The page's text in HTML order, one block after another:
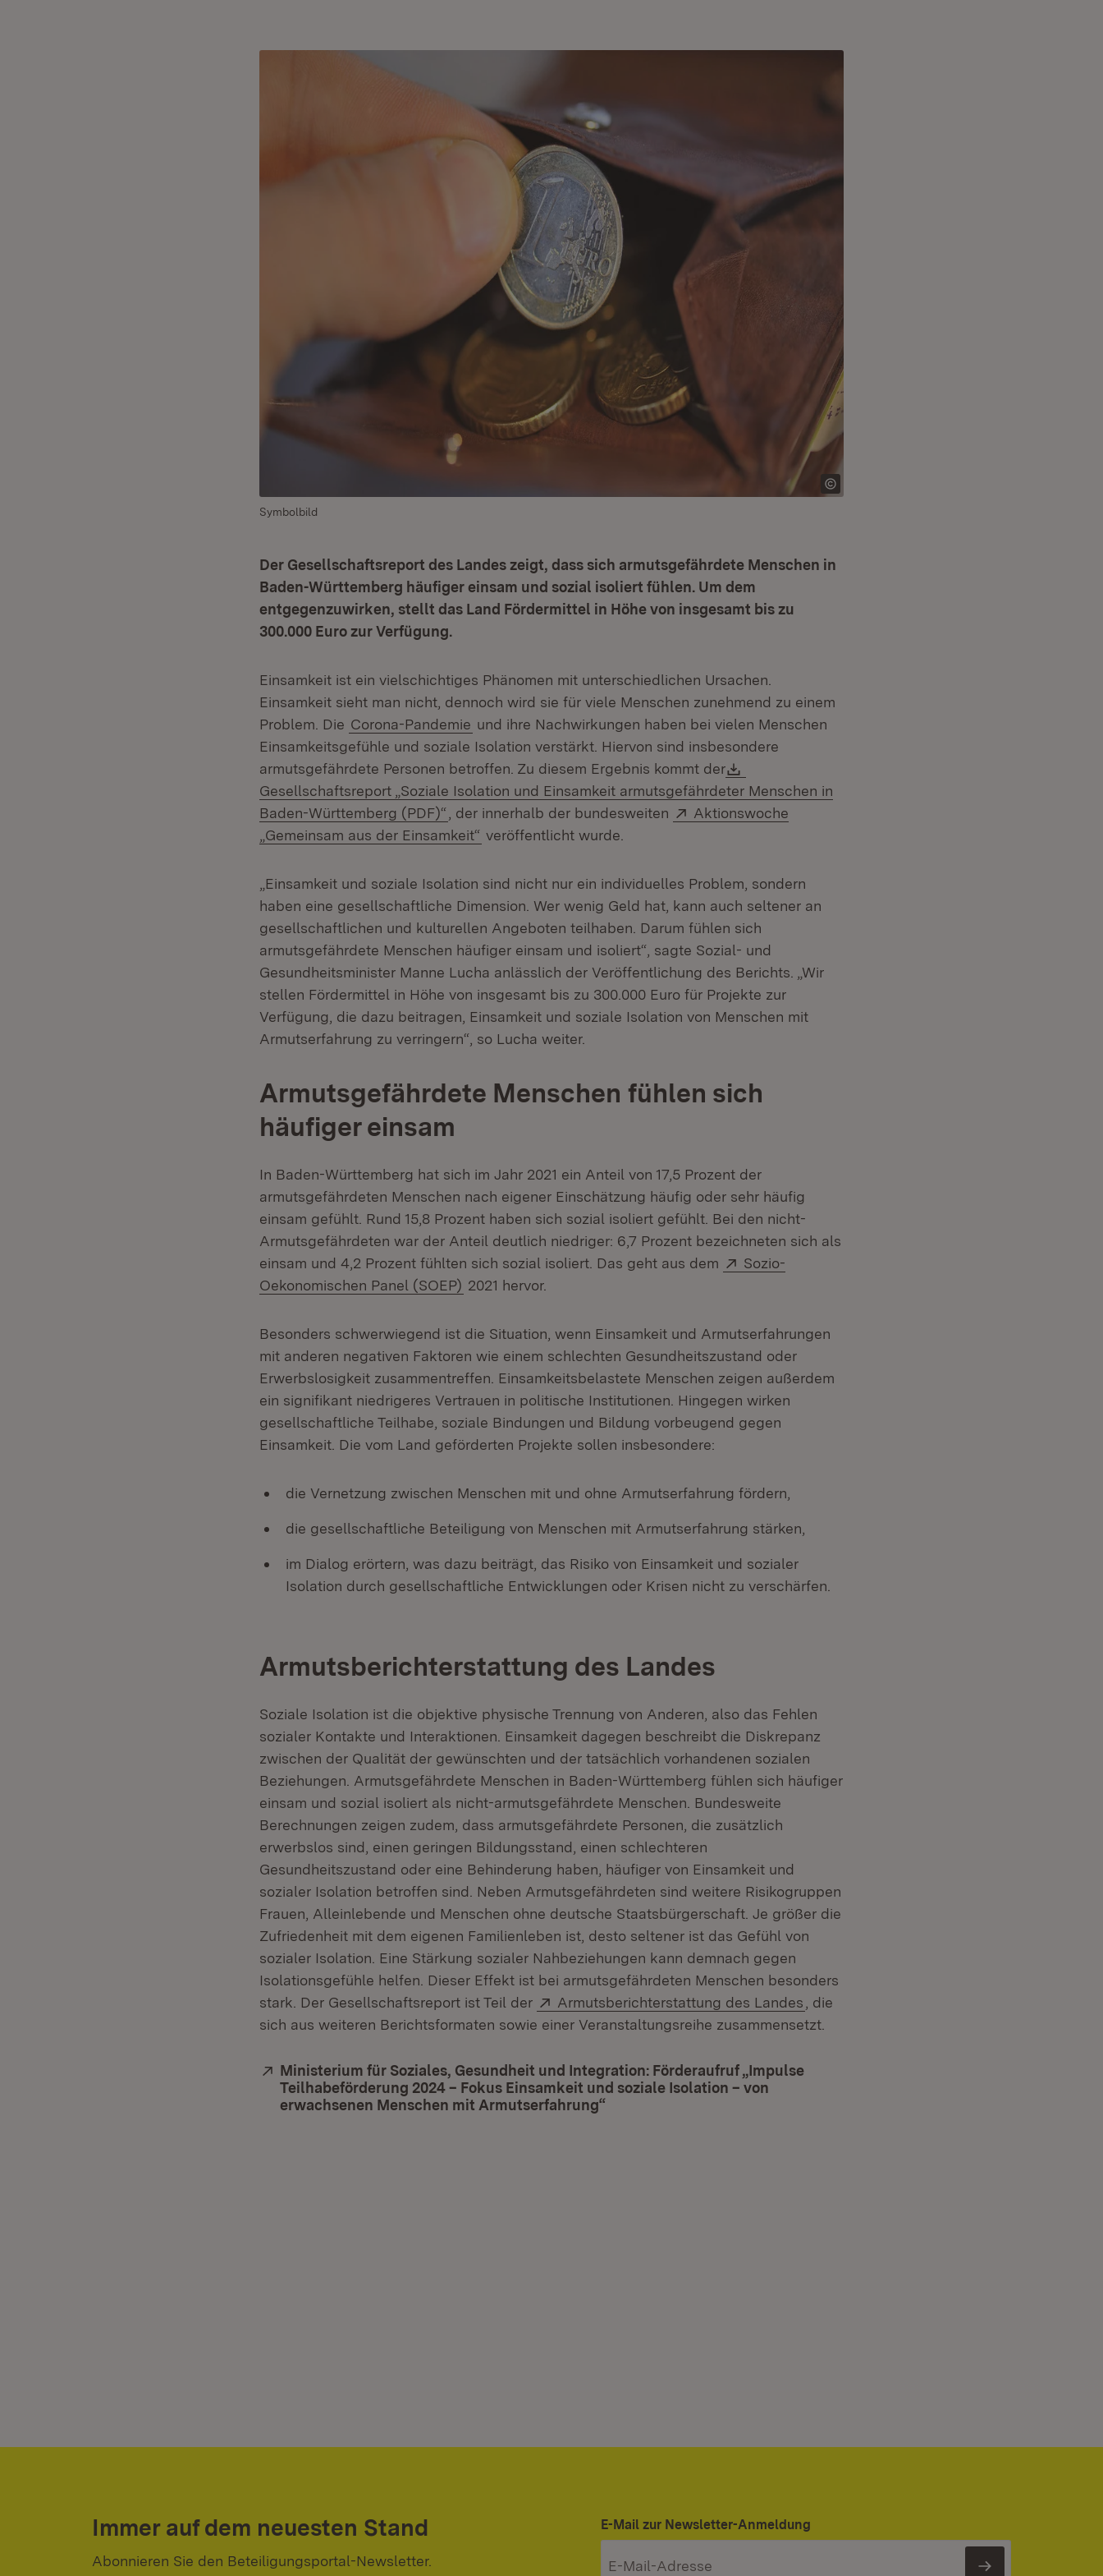
Symbolbild
Der Gesellschaftsreport des Landes zeigt, dass sich armutsgefährdete Menschen in
Baden-Württemberg häufiger einsam und sozial isoliert fühlen. Um dem
entgegenzuwirken, stellt das Land Fördermittel in Höhe von insgesamt bis zu
300.000 Euro zur Verfügung.
Einsamkeit ist ein vielschichtiges Phänomen mit unterschiedlichen Ursachen.
Einsamkeit sieht man nicht, dennoch wird sie für viele Menschen zunehmend zu einem
Problem. Die Corona-Pandemie und ihre Nachwirkungen haben bei vielen Menschen
Einsamkeitsgefühle und soziale Isolation verstärkt. Hiervon sind insbesondere
armutsgefährdete Personen betroffen. Zu diesem Ergebnis kommt der
Gesellschaftsreport „Soziale Isolation und Einsamkeit armutsgefährdeter Menschen in
Baden-Württemberg (PDF)“ (Öffnet in neuem Fenster)
, der innerhalb der bundesweiten Extern:
Aktionswoche
„Gemeinsam aus der Einsamkeit“ (Öffnet in neuem Fenster)
veröffentlicht wurde.
„Einsamkeit und soziale Isolation sind nicht nur ein individuelles Problem, sondern
haben eine gesellschaftliche Dimension. Wer wenig Geld hat, kann auch seltener an
gesellschaftlichen und kulturellen Angeboten teilhaben. Darum fühlen sich
armutsgefährdete Menschen häufiger einsam und isoliert“, sagte Sozial- und
Gesundheitsminister Manne Lucha anlässlich der Veröffentlichung des Berichts. „Wir
stellen Fördermittel in Höhe von insgesamt bis zu 300.000 Euro für Projekte zur
Verfügung, die dazu beitragen, Einsamkeit und soziale Isolation von Menschen mit
Armutserfahrung zu verringern“, so Lucha weiter.
Armutsgefährdete Menschen fühlen sich
häufiger einsam
In Baden-Württemberg hat sich im Jahr 2021 ein Anteil von 17,5 Prozent der
armutsgefährdeten Menschen nach eigener Einschätzung häufig oder sehr häufig
einsam gefühlt. Rund 15,8 Prozent haben sich sozial isoliert gefühlt. Bei den nicht-
Armutsgefährdeten war der Anteil deutlich niedriger: 6,7 Prozent bezeichneten sich als
einsam und 4,2 Prozent fühlten sich sozial isoliert. Das geht aus dem
Extern:
Sozio-
Oekonomischen Panel (SOEP) (Öffnet in neuem Fenster)
2021 hervor.
Besonders schwerwiegend ist die Situation, wenn Einsamkeit und Armutserfahrungen
mit anderen negativen Faktoren wie einem schlechten Gesundheitszustand oder
Erwerbslosigkeit zusammentreffen. Einsamkeitsbelastete Menschen zeigen außerdem
ein signifikant niedrigeres Vertrauen in politische Institutionen. Hingegen wirken
gesellschaftliche Teilhabe, soziale Bindungen und Bildung vorbeugend gegen
Einsamkeit. Die vom Land geförderten Projekte sollen insbesondere:
die Vernetzung zwischen Menschen mit und ohne Armutserfahrung fördern,
die gesellschaftliche Beteiligung von Menschen mit Armutserfahrung stärken,
im Dialog erörtern, was dazu beiträgt, das Risiko von Einsamkeit und sozialer
Isolation durch gesellschaftliche Entwicklungen oder Krisen nicht zu verschärfen.
Armutsberichterstattung des Landes
Soziale Isolation ist die objektive physische Trennung von Anderen, also das Fehlen
sozialer Kontakte und Interaktionen. Einsamkeit dagegen beschreibt die Diskrepanz
zwischen der Qualität der gewünschten und der tatsächlich vorhandenen sozialen
Beziehungen. Armutsgefährdete Menschen in Baden-Württemberg fühlen sich häufiger
einsam und sozial isoliert als nicht-armutsgefährdete Menschen. Bundesweite
Berechnungen zeigen zudem, dass armutsgefährdete Personen, die zusätzlich
erwerbslos sind, einen geringen Bildungsstand, einen schlechteren
Gesundheitszustand oder eine Behinderung haben, häufiger von Einsamkeit und
sozialer Isolation betroffen sind. Neben Armutsgefährdeten sind weitere Risikogruppen
Frauen, Alleinlebende und Menschen ohne deutsche Staatsbürgerschaft. Je größer die
Zufriedenheit mit dem eigenen Familienleben ist, desto seltener ist das Gefühl von
sozialer Isolation. Eine Stärkung sozialer Nahbeziehungen kann demnach gegen
Isolationsgefühle helfen. Dieser Effekt ist bei armutsgefährdeten Menschen besonders
stark. Der Gesellschaftsreport ist Teil der
Extern:
Armutsberichterstattung des Landes (Öffnet in neuem Fenster)
, die
sich aus weiteren Berichtsformaten sowie einer Veranstaltungsreihe zusammensetzt.
Extern:
Ministerium für Soziales, Gesundheit und Integration: Förderaufruf „Impulse
Teilhabeförderung 2024 – Fokus Einsamkeit und soziale Isolation – von
erwachsenen Menschen mit Armutserfahrung“
Immer auf dem neuesten Stand
Abonnieren Sie den Beteiligungsportal-Newsletter.
E-Mail zur Newsletter-Anmeldung